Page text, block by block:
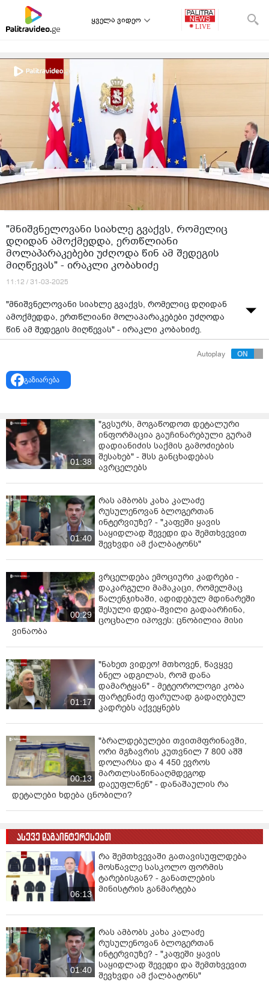
ყველა ვიდეო
"მნიშვნელოვანი სიახლე გვაქვს, რომელიც
დღიდან ამოქმედდა, ერთწლიანი
მოლაპარაკებები უძღოდა წინ ამ შედეგის
მიღწევას" - ირაკლი კობახიძე
11:12 / 31-03-2025
"მნიშვნელოვანი სიახლე გვაქვს, რომელიც დღიდან
ამოქმედდა, ერთწლიანი მოლაპარაკებები უძღოდა
წინ ამ შედეგის მიღწევას" - ირაკლი კობახიძე.
Autoplay
გაზიარება
01:38
"გვსურს, მოგაწოდოთ დეტალური
ინფორმაცია გაუჩინარებული გურამ
დადიანიძის საქმის გამოძიების
შესახებ" - შსს განცხადებას
ავრცელებს
01:40
რას ამბობს კახა კალაძე
რუსულენოვან ბლოგერთან
ინტერვიუზე? - "კაფეში ყავის
საყიდლად შევედი და შემთხვევით
შევხვდი ამ ქალბატონს"
00:29
ვრცელდება ემოციური კადრები -
დაკარგული მამაკაცი, რომელმაც
წალენჯიხაში, ადიდებულ მდინარეში
შესული დედა-შვილი გადაარჩინა,
ცოცხალი იპოვეს: ცნობილია მისი
ვინაობა
01:17
"ნახეთ ვიდეო! მთხოვენ, წავყვე
ბნელ ადგილას, რომ დანა
დამარტყან" - მეტეოროლოგი კობა
ფარტენაძე ფარულად გადაღებულ
კადრებს აქვეყნებს
00:13
"ბრალდებულები თვითმფრინავში,
ორი მგზავრის კუთვნილ 7 800 აშშ
დოლარსა და 4 450 ევროს
მართლსაწინააღმდეგოდ
დაეუფლნენ" - დანაშაულის რა
დეტალები ხდება ცნობილი?
ასევე დაგაინტერესებთ
06:13
რა შემთხვევაში გათავისუფლდება
მოსწავლე სასკოლო ფორმის
ტარებისგან? - განათლების
მინისტრის განმარტება
01:40
რას ამბობს კახა კალაძე
რუსულენოვან ბლოგერთან
ინტერვიუზე? - "კაფეში ყავის
საყიდლად შევედი და შემთხვევით
შევხვდი ამ ქალბატონს"